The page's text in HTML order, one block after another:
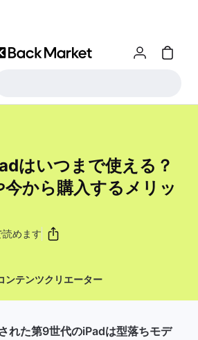
はいつまで使える？
から購入するメリッ
読めます
ンテンツクリエーター
れた第9世代のiPadは型落ちモデ